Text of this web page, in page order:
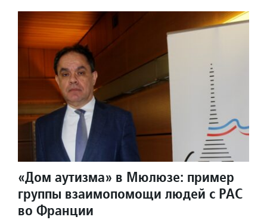
«Дом аутизма» в Мюлюзе: пример
группы взаимопомощи людей с РАС
во Франции